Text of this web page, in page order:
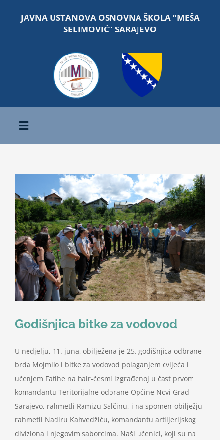
JAVNA USTANOVA OSNOVNA ŠKOLA “MEŠA
SELIMOVIĆ” SARAJEVO
Toggle
Navigation
O školi
Nastava
Učenici
Školske vijesti
Obavještenja
Vijeće roditelja
Kontakt
Godišnjica bitke za vodovod
U nedjelju, 11. juna, obilježena je 25. godišnjica odbrane
brda Mojmilo i bitke za vodovod polaganjem cvijeća i
učenjem Fatihe na hair-česmi izgrađenoj u čast prvom
komandantu Teritorijalne odbrane Općine Novi Grad
Sarajevo, rahmetli Ramizu Salčinu, i na spomen-obilježju
rahmetli Nadiru Kahvedžiću, komandantu artiljerijskog
diviziona i njegovim saborcima. Naši učenici, koji su na